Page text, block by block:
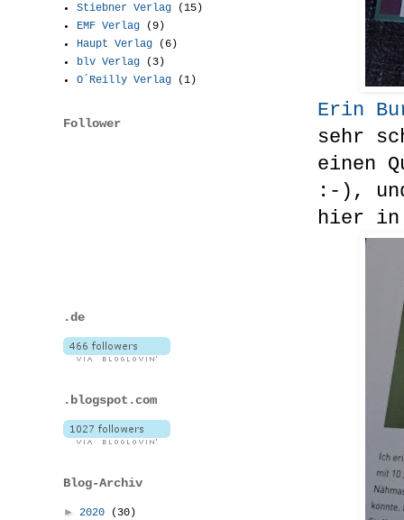
Erin
sehr
einen
:-),
hier in
Stiebner Verlag
(15)
EMF Verlag
(9)
Haupt Verlag
(6)
blv Verlag
(3)
O´Reilly Verlag
(1)
Follower
.de
.blogspot.com
Blog-Archiv
► 2020
(30)